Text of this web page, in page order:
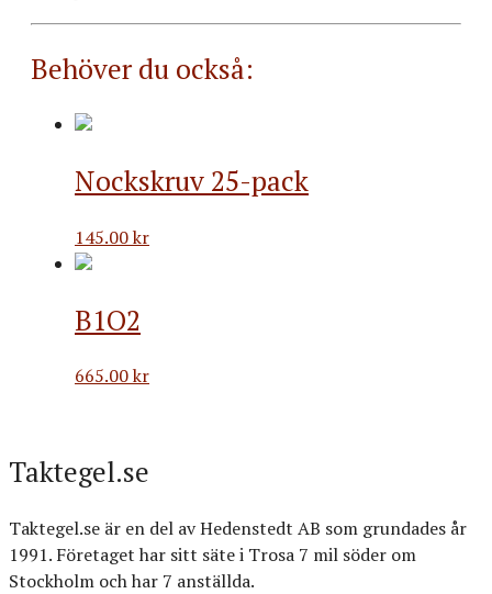
Behöver du också:
Nockskruv 25-pack
145.00kr
B1O2
665.00kr
Taktegel.se
Taktegel.se är en del av Hedenstedt AB som grundades år
1991. Företaget har sitt säte i Trosa 7 mil söder om
Stockholm och har 7 anställda.